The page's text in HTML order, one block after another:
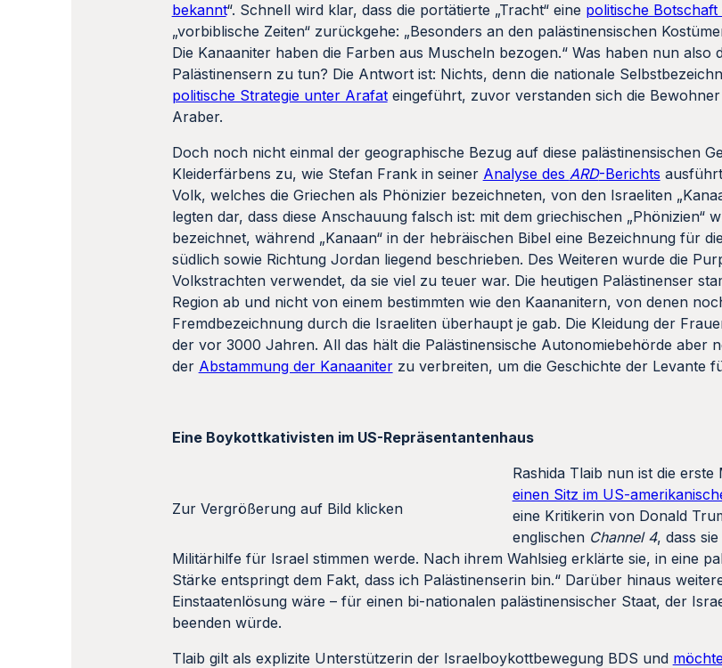
aus Muscheln bezogen.“ Was haben nun also die Kanaaniter mit den
Nichts, denn die nationale Selbstbezeichnung als Palästinenser wurde erst als
zuvor verstanden sich die Bewohner der palästinensischen Gebiete schlicht als
Doch noch nicht einmal der geographische Bezug auf diese palästinensischen
Kleiderfärbens zu, wie Stefan Frank in seiner
legten dar, dass diese Anschauung falsch ist: mit dem griechischen „Phönizien“
bezeichnet, während „Kanaan“ in der hebräischen Bibel eine Bezeichnung für
südlich sowie Richtung Jordan liegend beschrieben. Des Weiteren wurde die
Volkstrachten verwendet, da sie viel zu teuer war. Die heutigen Palästinenser
Region ab und nicht von einem bestimmten wie den Kaananitern, von denen
Fremdbezeichnung durch die Israeliten überhaupt je gab. Die Kleidung der
der vor 3000 Jahren. All das hält die Palästinensische Autonomiebehörde aber
derAbstammung der Kanaaniterzu verbreiten, um die Geschichte der Levante
Eine Boykottkativisten im US-Repräsentantenhaus
Zur Vergrößerung auf Bild klicken
einen Sitz im US-
englischenChannel 4 , dass
Militärhilfe für Israel stimmen werde. Nach ihrem Wahlsieg erklärte sie, in eine
Stärke entspringt dem Fakt, dass ich Palästinenserin bin.“ Darüber hinaus
Einstaatenlösung wäre – für einen bi-nationalen palästinensischer Staat, der
beenden würde.
Tlaib gilt als explizite Unterstützerin der Israelboykottbewegung BDS und
besuchen soll: „Ich möchte, dass wir alle die Segregation sehen können und wie
Realität zeigt und einen fairen Einblick in diese Angelegenheit gibt.“ Die